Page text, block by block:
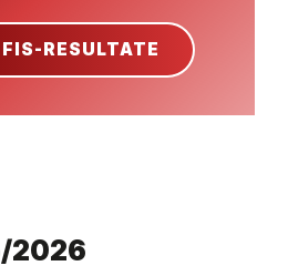
RESULTATE
2026